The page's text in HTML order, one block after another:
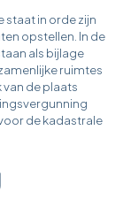
staat in orde zijn
opstellen. In de
als bijlage
ruimtes
de plaats
de kadastrale